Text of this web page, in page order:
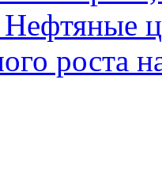
Нефтяные
роста